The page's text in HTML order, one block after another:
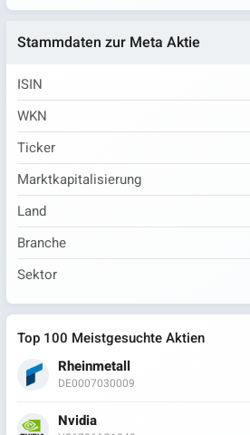
Stammdaten zur Meta Aktie
ISIN
WKN
Ticker
Marktkapitalisierung
Land
Branche
Sektor
Top 100 Meistgesuchte Aktien
Rheinmetall
DE0007030009
Nvidia